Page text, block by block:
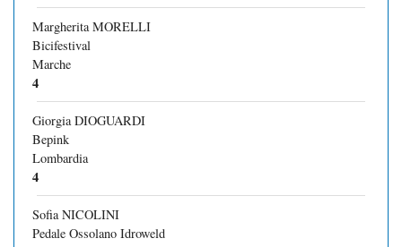
Margherita MORELLI
Bicifestival
Marche
4
Giorgia DIOGUARDI
Bepink
Lombardia
4
Sofia NICOLINI
Pedale Ossolano Idroweld